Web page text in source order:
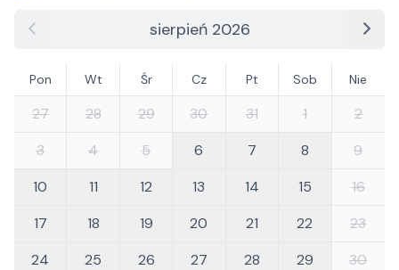
sierpień 2026
Pon Wt Śr Cz Pt Sob Nie
27 28 29 30 31 1
2
3
4 5 6 7 8
9
10
11 12 13 14 15
16
17
18 19 20 21 22
23
24
25 26 27 28 29
30